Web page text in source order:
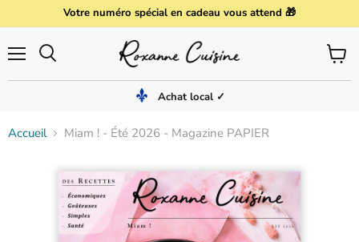
Votre numéro spécial en cadeau vous attend 🎁
Achat local ✓
Voir
le
Accueil Miam ! - Été 2026 - Magazine PAPIER